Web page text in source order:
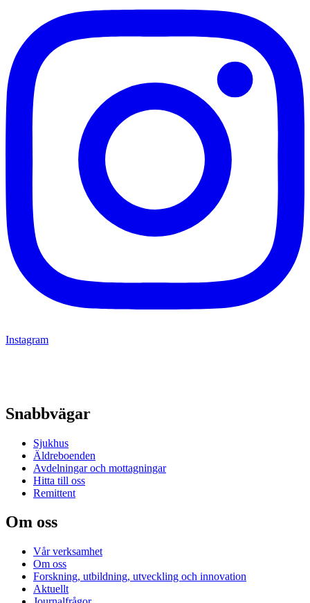
Instagram
Snabbvägar
Sjukhus
Äldreboenden
Avdelningar och mottagningar
Hitta till oss
Remittent
Om oss
Vår verksamhet
Om oss
Forskning, utbildning, utveckling och innovation
Aktuellt